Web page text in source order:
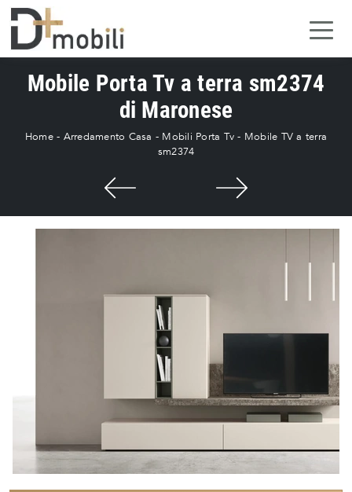
Mobile Porta Tv a terra sm2374
di Maronese
Home- Arredamento Casa - Mobili Porta Tv - Mobile TV a terra
sm2374